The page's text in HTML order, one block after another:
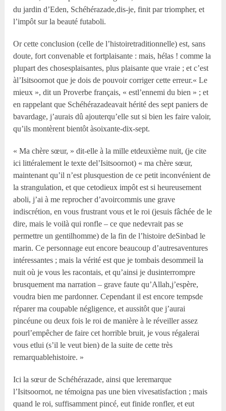
du jardin d’Eden, Schéhérazade,dis-je, finit par triompher, et
l’impôt sur la beauté futaboli.
Or cette conclusion (celle de l’histoiretraditionnelle) est, sans
doute, fort convenable et fortplaisante : mais, hélas ! comme la
plupart des chosesplaisantes, plus plaisante que vraie ; et c’est
àl’Isitsoornot que je dois de pouvoir corriger cette erreur.« Le
mieux », dit un Proverbe français, « estl’ennemi du bien » ; et
en rappelant que Schéhérazadeavait hérité des sept paniers de
bavardage, j’aurais dû ajouterqu’elle sut si bien les faire valoir,
qu’ils montèrent bientôt àsoixante-dix-sept.
« Ma chère sœur, » dit-elle à la mille etdeuxième nuit, (je cite
ici littéralement le texte del’Isitsoornot) « ma chère sœur,
maintenant qu’il n’est plusquestion de ce petit inconvénient de
la strangulation, et que cetodieux impôt est si heureusement
aboli, j’ai à me reprocher d’avoircommis une grave
indiscrétion, en vous frustrant vous et le roi (jesuis fâchée de le
dire, mais le voilà qui ronfle – ce que nedevrait pas se
permettre un gentilhomme) de la fin de l’histoire deSinbad le
marin. Ce personnage eut encore beaucoup d’autresaventures
intéressantes ; mais la vérité est que je tombais desommeil la
nuit où je vous les racontais, et qu’ainsi je dusinterrompre
brusquement ma narration – grave faute qu’Allah,j’espère,
voudra bien me pardonner. Cependant il est encore tempsde
réparer ma coupable négligence, et aussitôt que j’aurai
pincéune ou deux fois le roi de manière à le réveiller assez
pourl’empêcher de faire cet horrible bruit, je vous régalerai
vous etlui (s’il le veut bien) de la suite de cette très
remarquablehistoire. »
Ici la sœur de Schéhérazade, ainsi que leremarque
l’Isitsoornot, ne témoigna pas une bien vivesatisfaction ; mais
quand le roi, suffisamment pincé, eut finide ronfler, et eut